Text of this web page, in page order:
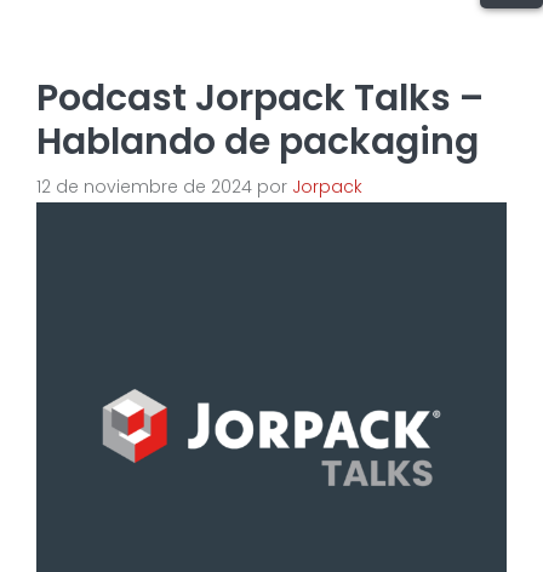
Podcast Jorpack Talks –
Hablando de packaging
12 de noviembre de 2024 por Jorpack